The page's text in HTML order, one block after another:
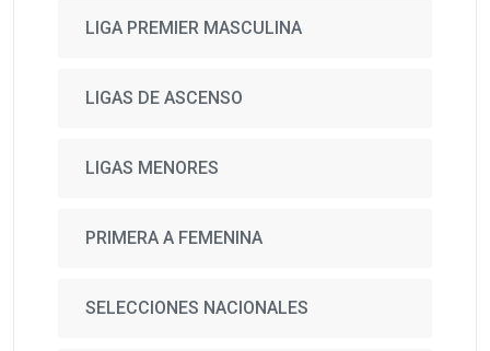
LIGA PREMIER MASCULINA
LIGAS DE ASCENSO
LIGAS MENORES
PRIMERA A FEMENINA
SELECCIONES NACIONALES